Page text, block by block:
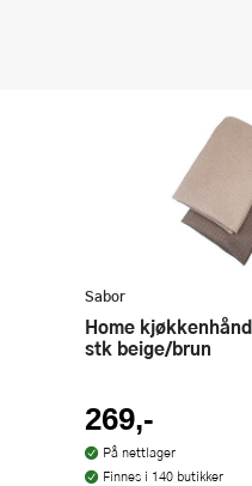
Sabor
Home kjøkkenhåndkle 70x50 cm 2
stk beige/brun
269,-
På nettlager
Finnes i 140 butikker